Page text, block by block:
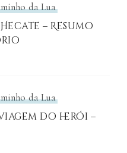
da Lua
– Resumo
da Lua
do herói –